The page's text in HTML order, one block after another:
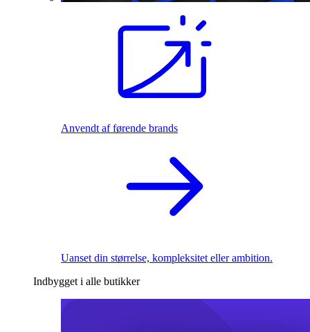
Anvendt af førende brands
Uanset din størrelse, kompleksitet eller ambition.
Indbygget i alle butikker